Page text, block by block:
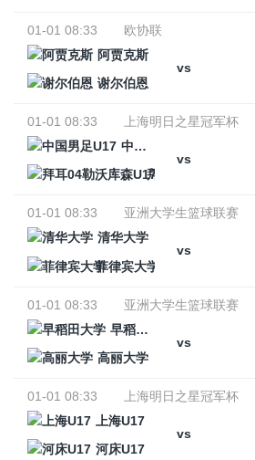
01-01 08:33
欧协联
阿贾克斯
vs
谢尔伯恩
01-01 08:33
上海明日之星冠军杯
中国男足U17
vs
拜耳04勒沃库森U17
01-01 08:33
亚洲大学生篮球联赛
清华大学
vs
菲律宾大学
01-01 08:33
亚洲大学生篮球联赛
早稻田大学
vs
高丽大学
01-01 08:33
上海明日之星冠军杯
上海U17
vs
河床U17